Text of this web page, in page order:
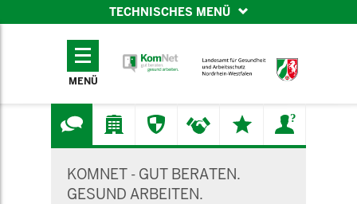
TECHNISCHES MENÜ
TECHNISCHES
MENÜ
KOMNET - GUT BERATEN.
GESUND ARBEITEN.